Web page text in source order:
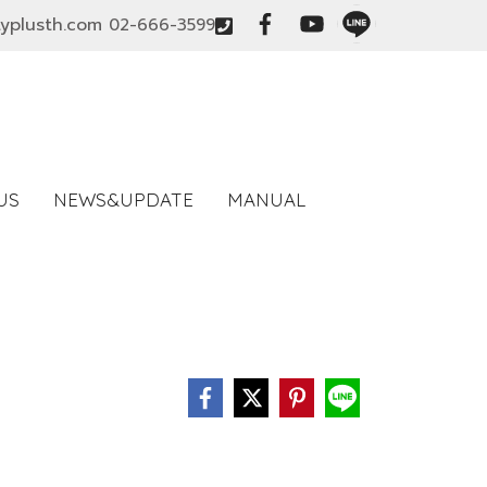
02-666-3599
NEWS&UPDATE MANUAL